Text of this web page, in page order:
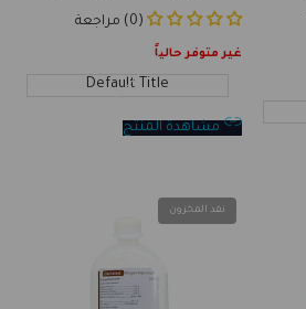
(0) مراجعة
غير متوفر حالياً
Default Title
مشاهدة المنتج
نفد المخزون